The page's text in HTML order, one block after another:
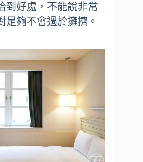
到好處，不能說非常
足夠不會過於擁擠。